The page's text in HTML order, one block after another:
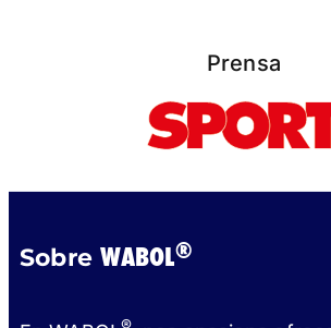
Prensa
Sobre WABOL®